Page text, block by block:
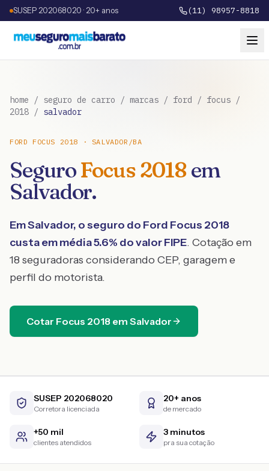
SUSEP 202068020 · 20+ anos (11) 98957-8818
home / seguro de carro / marcas / ford / focus /
2018 / salvador
FORD FOCUS 2018 · SALVADOR /BA
SeguroFocus2018em
Salvador.
EmSalvador, o seguro do Ford Focus 2018
custa em média5.6% do valor FIPE. Cotação em
18 seguradoras considerando CEP, garagem e
perfil do motorista.
Cotar Focus 2018 em Salvador
SUSEP 202068020
Corretora licenciada
20+ anos
de mercado
+50 mil
clientes atendidos
3 minutos
pra sua cotação